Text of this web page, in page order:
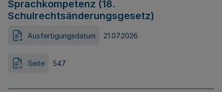
Sprachkompetenz (18.
Schulrechtsänderungsgesetz)
Ausfertigungsdatum 21.07.2026
Seite 547